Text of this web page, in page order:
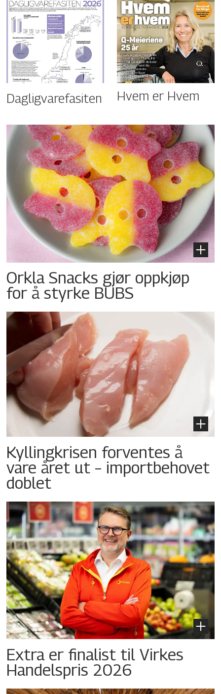
Dagligvarefasiten Hvem er Hvem
Orkla Snacks gjør oppkjøp
for å styrke BUBS
Kyllingkrisen forventes å
vare året ut – importbehovet
doblet
Extra er finalist til Virkes
Handelspris 2026